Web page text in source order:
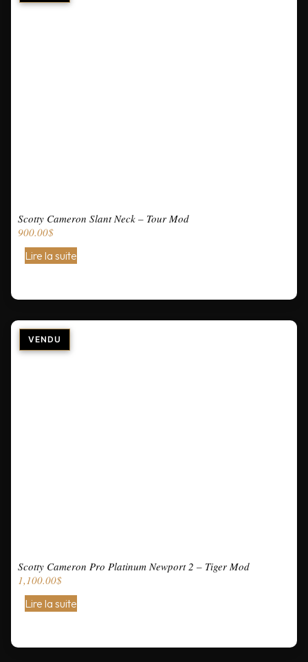
Scotty Cameron Slant Neck – Tour Mod
900.00$
Lire la suite
Scotty Cameron Pro Platinum Newport 2 – Tiger Mod
1,100.00$
Lire la suite